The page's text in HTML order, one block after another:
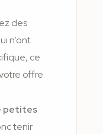
des
n’ont
ce
offre.
petites
tenir